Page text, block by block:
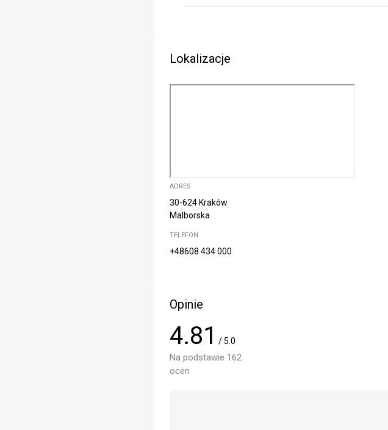
Lokalizacje
ADRES
30-624 Kraków
Malborska
TELEFON
+48608 434 000
Opinie
4.81 / 5.0
Na podstawie 162
ocen